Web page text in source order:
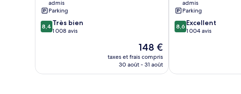
Beach
North
Redondo
admis
Parking
8.4
sur
8,4 Très bien
1 008 avis
Le
nouveau
prix
148 €
taxes et frais compris
30 août - 31 août
Delthorne
admis
Parking
8.6
sur
8,6 Excellent
1 004 avis